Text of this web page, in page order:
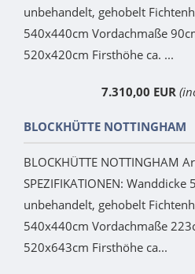
unbehandelt, gehobelt
540x440cm Vordachmaße
520x420cm Firsthöhe ca. ...
7.310,00 EUR
BLOCKHÜTTE NOTTINGHAM
BLOCKHÜTTE NOTTINGHAM
SPEZIFIKATIONEN:
unbehandelt, gehobelt
540x440cm Vordachmaße
520x643cm Firsthöhe ca...